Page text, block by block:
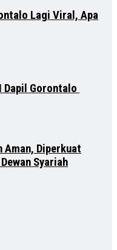
Lagi Viral, Apa
Dapil Gorontalo
Aman, Diperkuat
Syariah